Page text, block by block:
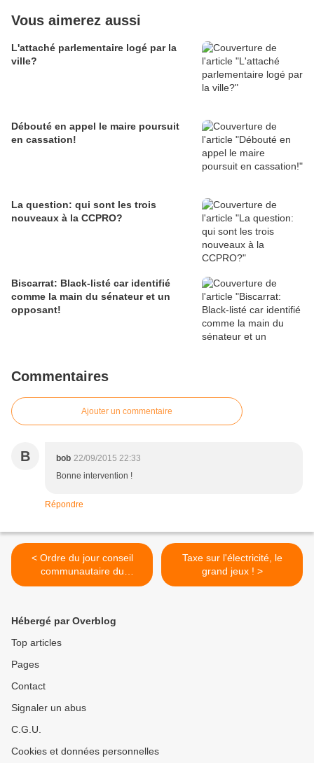
Vous aimerez aussi
L'attaché parlementaire logé par la
ville?
Débouté en appel le maire poursuit
en cassation!
La question: qui sont les trois
nouveaux à la CCPRO?
Biscarrat: Black-listé car identifié
comme la main du sénateur et un
opposant!
Commentaires
Ajouter un commentaire
B bob 22/09/2015 22:33
Bonne intervention !
Répondre
< Ordre du jour conseil
communautaire du
24/09/15
Taxe sur l'électricité, le
grand jeux ! >
Hébergé par Overblog
Top articles
Pages
Contact
Signaler un abus
C.G.U.
Cookies et données personnelles